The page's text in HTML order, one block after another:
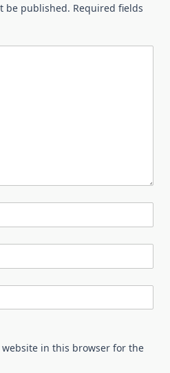
be published. Required fields
website in this browser for the